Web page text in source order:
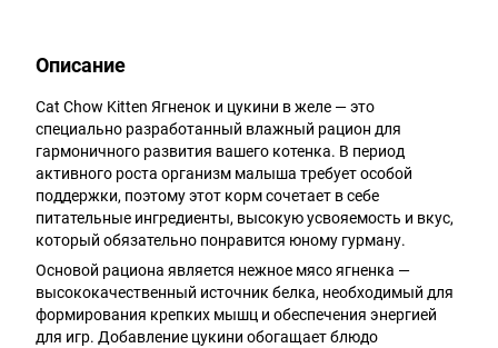
Описание
Cat Chow Kitten Ягненок и цукини в желе — это
специально разработанный влажный рацион для
гармоничного развития вашего котенка. В период
активного роста организм малыша требует особой
поддержки, поэтому этот корм сочетает в себе
питательные ингредиенты, высокую усвояемость и вкус,
который обязательно понравится юному гурману.
Основой рациона является нежное мясо ягненка —
высококачественный источник белка, необходимый для
формирования крепких мышц и обеспечения энергией
для игр. Добавление цукини обогащает блюдо